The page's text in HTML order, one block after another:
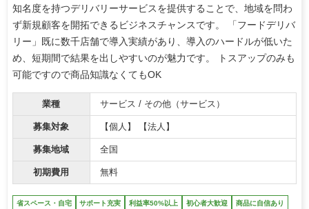
知名度を持つデリバリーサービスを提供することで、地域を問わ
ず新規顧客を開拓できるビジネスチャンスです。 「フードデリバ
リー」既に数千店舗で導入実績があり、導入のハードルが低いた
め、短期間で結果を出しやすいのが魅力です。 トスアップのみも
可能ですので商品知識なくてもOK
業種 サービス / その他（サービス）
募集対象 【個人】 【法人】
募集地域 全国
初期費用 無料
省スペース・自宅 サポート充実 利益率50%以上 初心者大歓迎 商品に自信あり